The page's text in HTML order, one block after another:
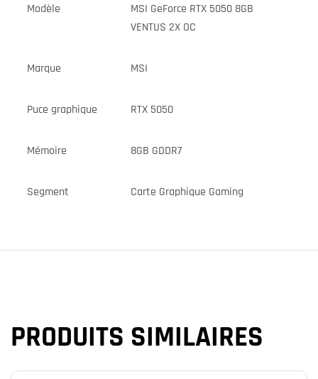
Modèle
MSI GeForce RTX 5050 8GB
VENTUS 2X OC
Marque MSI
Puce graphique RTX 5050
Mémoire 8GB GDDR7
Segment Carte Graphique Gaming
PRODUITS SIMILAIRES